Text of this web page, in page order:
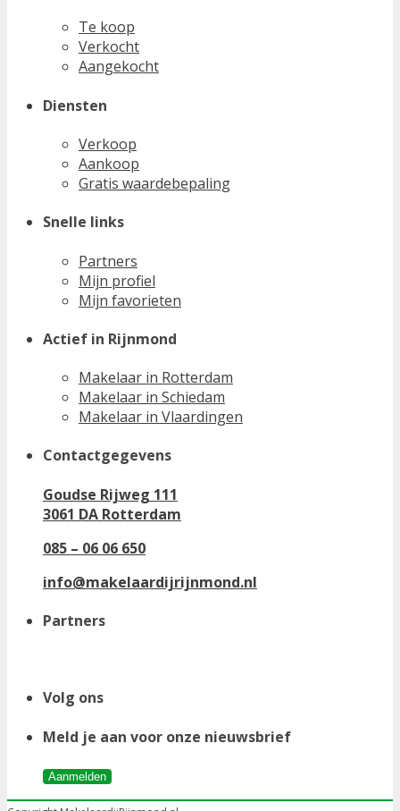
Te koop
Verkocht
Aangekocht
Diensten
Verkoop
Aankoop
Gratis waardebepaling
Snelle links
Partners
Mijn profiel
Mijn favorieten
Actief in Rijnmond
Makelaar in Rotterdam
Makelaar in Schiedam
Makelaar in Vlaardingen
Contactgegevens
Goudse Rijweg 111
3061 DA Rotterdam
085 – 06 06 650
info@makelaardijrijnmond.nl
Partners
Volg ons
Meld je aan voor onze nieuwsbrief
Aanmelden